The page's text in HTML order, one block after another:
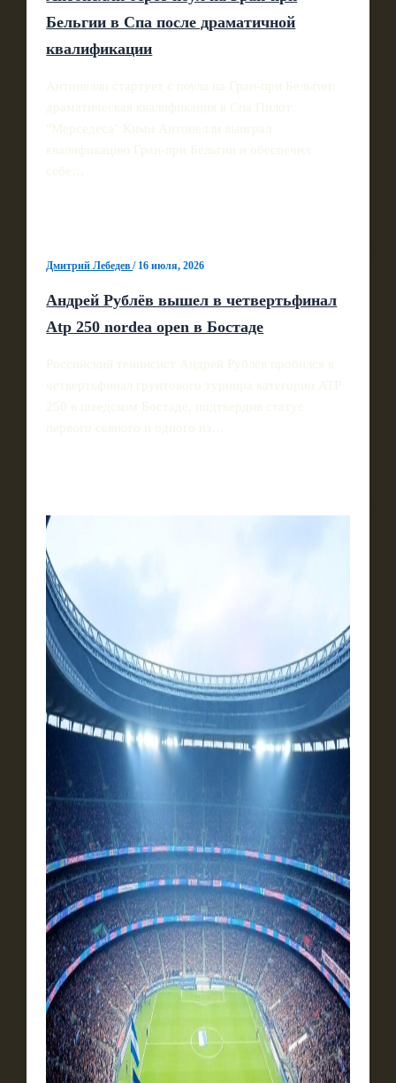
Бельгии в Спа после драматичной
квалификации
Антонелли стартует с поула на Гран‑при Бельгии:
драматическая квалификация в Спа Пилот
"Мерседеса" Кими Антонелли выиграл
квалификацию Гран‑при Бельгии и обеспечил
себе…
Дмитрий Лебедев/ 16 июля, 2026
Андрей Рублёв вышел в четвертьфинал
Atp 250 nordea open в Бостаде
Российский теннисист Андрей Рублёв пробился в
четвертьфинал грунтового турнира категории ATP
250 в шведском Бостаде, подтвердив статус
первого сеяного и одного из…